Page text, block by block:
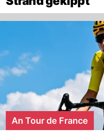
An Tour de France